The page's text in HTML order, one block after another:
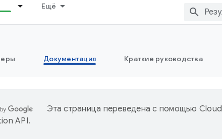
Ещё
Документация Краткие руководства
Эта страница переведена с помощью Cloud
API.